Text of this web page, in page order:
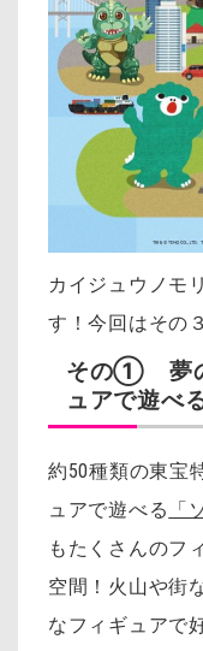
カイジュウノモ
す！今回はその
その① 夢の
ュアで遊べ
約50種類の東宝
ュアで遊べる 「
もたくさんのフ
空間！ 火山や街
なフィギュアで